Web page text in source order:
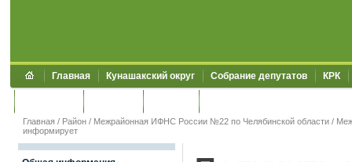
Главная Кунашакский округ Собрание депутатов КРК
Главная / Район / Межрайонная ИФНС России №22 по Челябинской области /
информирует